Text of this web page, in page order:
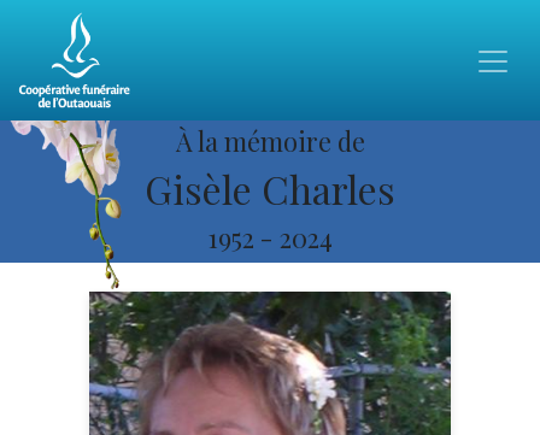
À la mémoire de
Gisèle Charles
1952 - 2024